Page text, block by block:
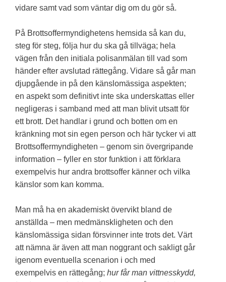
vidare samt vad som väntar dig om du gör så.
På Brottsoffermyndighetens hemsida så kan du,
steg för steg, följa hur du ska gå tillväga; hela
vägen från den initiala polisanmälan till vad som
händer efter avslutad rättegång. Vidare så går man
djupgående in på den känslomässiga aspekten;
en aspekt som definitivt inte ska underskattas eller
negligeras i samband med att man blivit utsatt för
ett brott. Det handlar i grund och botten om en
kränkning mot sin egen person och här tycker vi att
Brottsoffermyndigheten – genom sin övergripande
information – fyller en stor funktion i att förklara
exempelvis hur andra brottsoffer känner och vilka
känslor som kan komma.
Man må ha en akademiskt övervikt bland de
anställda – men medmänskligheten och den
känslomässiga sidan försvinner inte trots det. Värt
att nämna är även att man noggrant och sakligt går
igenom eventuella scenarion i och med
exempelvis en rättegång; hur får man vittnesskydd,